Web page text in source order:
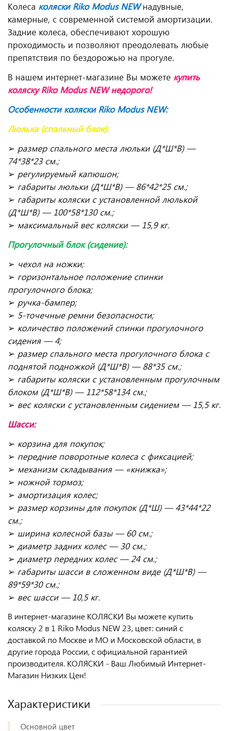
Колеса коляски Riko Modus NEW надувные,
камерные, с современной системой амортизации.
Задние колеса, обеспечивают хорошую
проходимость и позволяют преодолевать любые
препятствия по бездорожью на прогуле.
В нашем интернет-магазине Вы можете купить
коляску Riko Modus NEW недорого!
Особенности коляски Riko Modus NEW:
Люлька (спальный блок):
➢ размер спального места люльки (Д*Ш*В) —
74*38*23 см.;
➢ регулируемый капюшон;
➢ габариты люльки (Д*Ш*В) — 86*42*25 см.;
➢ габариты коляски с установленной люлькой
(Д*Ш*В) — 100*58*130 см.;
➢ максимальный вес коляски — 15,9 кг.
Прогулочный блок (сидение):
➢ чехол на ножки;
➢ горизонтальное положение спинки
прогулочного блока;
➢ ручка-бампер;
➢ 5-точечные ремни безопасности;
➢ количество положений спинки прогулочного
сидения — 4;
➢ размер спального места прогулочного блока с
поднятой подножкой (Д*Ш*В) — 88*35 см.;
➢ габариты коляски с установленным прогулочным
блоком (Д*Ш*В) — 112*58*134 см.;
➢ вес коляски с установленным сидением — 15,5 кг.
Шасси:
➢ корзина для покупок;
➢ передние поворотные колеса с фиксацией;
➢ механизм складывания — «книжка»;
➢ ножной тормоз;
➢ амортизация колес;
➢ размер корзины для покупок (Д*Ш) — 43*44*22
см.;
➢ ширина колесной базы — 60 см.;
➢ диаметр задних колес — 30 см.;
➢ диаметр передних колес — 24 см.;
➢ габариты шасси в сложенном виде (Д*Ш*В) —
89*59*30 см.;
➢ вес шасси — 10,5 кг.
В интернет-магазине КОЛЯСКИ Вы можете купить
коляску 2 в 1 Riko Modus NEW 23, цвет: синий с
доставкой по Москве и МО и Московской области, в
другие города России, с официальной гарантией
производителя. КОЛЯСКИ - Ваш Любимый Интернет-
Магазин Низких Цен!
Характеристики
Основной цвет